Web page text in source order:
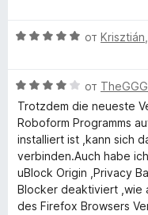
»
и
е
н
а
5
и
з
5
О
н
е
н
о
н
а
5
и
от Krisztián
О
ц
е
н
е
н
о
н
от
Trotzdem die neueste
Roboform Programms
installiert ist ,kann sich
verbinden.Auch habe
uBlock Origin ,Privacy
Blocker deaktiviert ,wie
des Firefox Browsers